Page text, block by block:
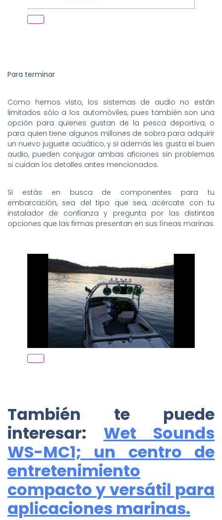
Para terminar
Como hemos visto, los sistemas de audio no están
limitados sólo a los automóviles, pues también son una
opción para quienes gustan de la pesca deportiva, o
para quien tiene algunos millones de sobra para adquirir
un nuevo juguete acuático, y si además les gusta el buen
audio, pueden conjugar ambas aficiones sin problemas
si cuidan los detalles antes mencionados.
Si estás en busca de componentes para tu
embarcación, sea del tipo que sea, acércate con tu
instalador de confianza y pregunta por las distintas
opciones que las firmas presentan en sus líneas marinas.
También te puede
interesar: Wet Sounds
WS-MC1; un centro de
entretenimiento
compacto y versátil para
aplicaciones marinas.